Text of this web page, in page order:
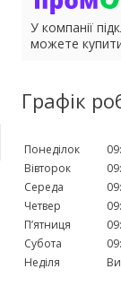
У компанії
можете
Графік
Понеділок
Вівторок
Середа
Четвер
Пʼятниця
Субота
Неділя